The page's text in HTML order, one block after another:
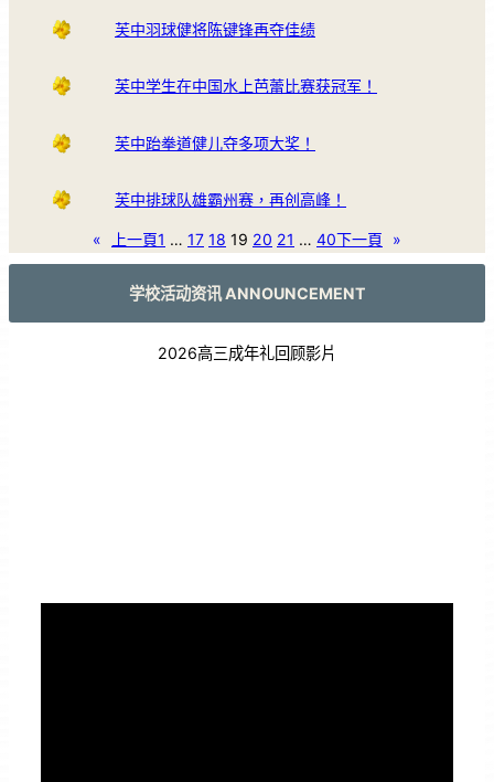
芙中羽球健将陈键锋再夺佳绩
芙中学生在中国水上芭蕾比赛获冠军！
芙中跆拳道健儿夺多项大奖！
芙中排球队雄霸州赛，再创高峰！
« 上一頁1 … 17 18 19 20 21 … 40下一頁 »
学校活动资讯 ANNOUNCEMENT
2026高三成年礼回顾影片